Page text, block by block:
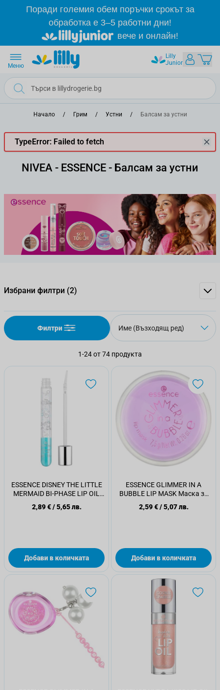
Прескачане към съдържанието
Поради големия обем поръчки срокът за
обработка е 3–5 работни дни!
вече и онлайн!
Lilly
Junior
Меню
Начало / Грим / Устни / Балсам за устни
TypeError: Failed to fetch
NIVEA - ESSENCE - Балсам за устни
Избрани филтри (2)
Филтри
1-24от74 продукта
ESSENCE DISNEY THE LITTLE
MERMAID BI-PHASE LIP OIL
2,89 €/5,65 лв.
Добави в количката
ESSENCE GLIMMER IN A
BUBBLE LIP MASK Маска за
2,59 €/5,07 лв.
Добави в количката